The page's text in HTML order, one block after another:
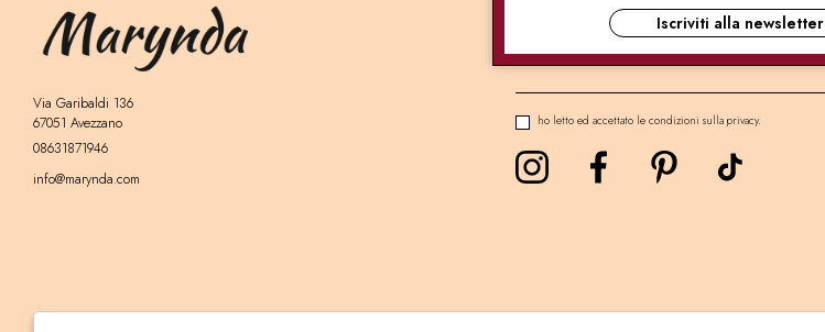
Via Garibaldi 136
67051 Avezzano
08631871946
info@marynda.com
NEWSLETTER
ho letto ed accettato le condizioni sulla privacy.
Iscriviti alla newsletter